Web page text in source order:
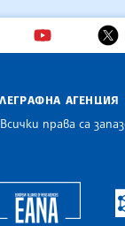
АГЕНЦИЯ
права са
of the